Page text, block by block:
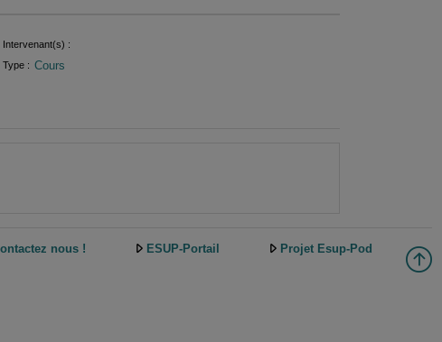
Intervenant(s) :
Type : Cours
nous ! ESUP-Portail Projet Esup-Pod